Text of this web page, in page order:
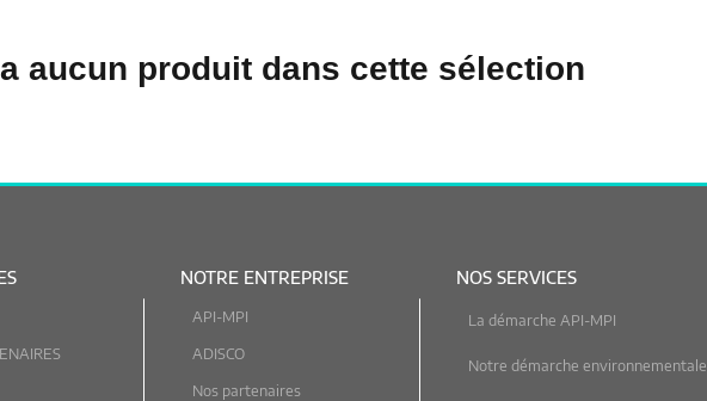
aucun produit dans cette sélection
NOTRE ENTREPRISE
API-MPI
ADISCO
Nos partenaires
NOS SERVICES
La démarche API-MPI
Notre démarche environnementale